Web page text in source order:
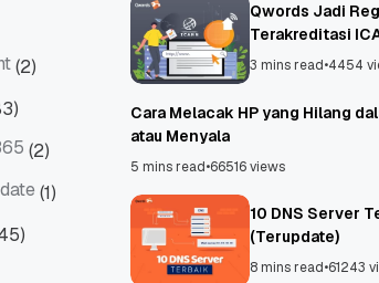
(2)
(2)
(1)
Qwords Jadi
Terakreditasi
Untungnya?
3 mins read•4454
Cara Melacak HP yang Hilang
atau Menyala
5 mins read•66516 views
10 DNS Server
(Terupdate)
8 mins read•61243